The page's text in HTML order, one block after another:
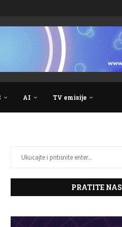
AI TV emisije
PRATITE NAS